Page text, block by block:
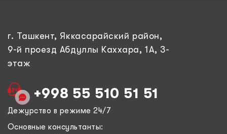
г. Ташкент, Яккасарайский район,
9-й проезд Абдуллы Каххара, 1А, 3-
этаж
+998 55 510 51 51
Дежурство в режиме 24/7
Основные консультанты: